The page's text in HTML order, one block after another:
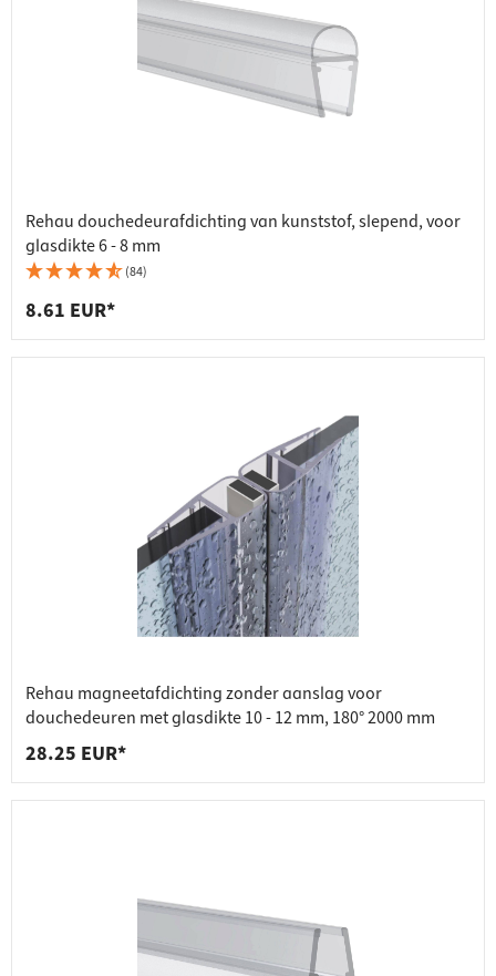
Rehau douchedeurafdichting van kunststof, slepend, voor
glasdikte 6 - 8 mm
(84)
8.61 EUR*
Rehau magneetafdichting zonder aanslag voor
douchedeuren met glasdikte 10 - 12 mm, 180° 2000 mm
28.25 EUR*